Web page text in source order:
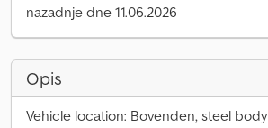
nazadnje dne 11.06.2026
Opis
Vehicle location: Bovenden, steel body